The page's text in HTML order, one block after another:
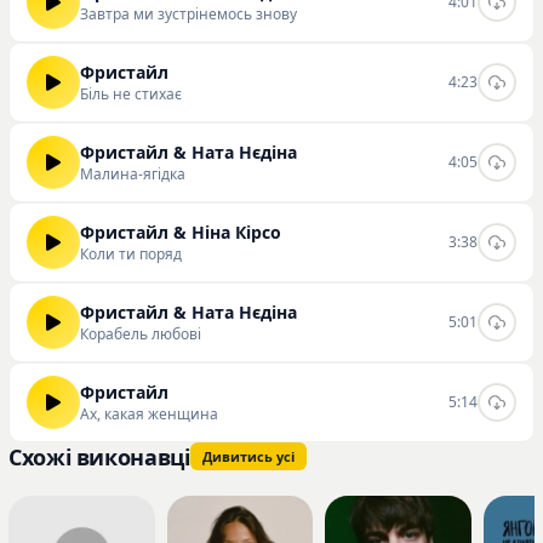
Завтра ми зустрінемось знову
Фристайл
Біль не стихає
4:23
Фристайл & Ната Нєдіна
Малина-ягідка
4:05
Фристайл & Ніна Кірсо
Коли ти поряд
3:38
Фристайл & Ната Нєдіна
Корабель любовi
5:01
Фристайл
Ах, какая женщина
5:14
Схожі виконавці Дивитись усі